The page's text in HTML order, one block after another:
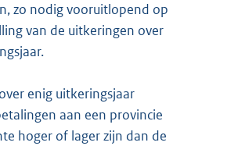
zo nodig vooruitlopend op
van de uitkeringen over
enig uitkeringsjaar
aan een provincie
hoger of lager zijn dan de